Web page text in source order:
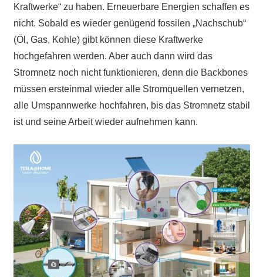
Kraftwerke“ zu haben. Erneuerbare Energien schaffen es
nicht. Sobald es wieder genügend fossilen „Nachschub“
(Öl, Gas, Kohle) gibt können diese Kraftwerke
hochgefahren werden. Aber auch dann wird das
Stromnetz noch nicht funktionieren, denn die Backbones
müssen ersteinmal wieder alle Stromquellen vernetzen,
alle Umspannwerke hochfahren, bis das Stromnetz stabil
ist und seine Arbeit wieder aufnehmen kann.